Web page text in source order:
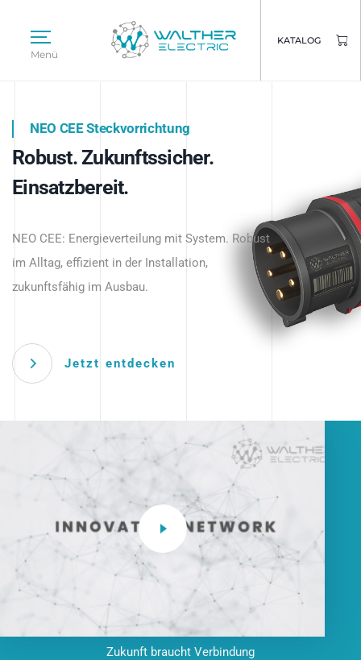
Menü
KATALOG
Intelligente Stromverteilung
beginnt hier.
NEO CEE Steckvorrichtung
Robust. Zukunftssicher.
Einsatzbereit.
NEO CEE: Energieverteilung mit System. Robust
im Alltag, effizient in der Installation,
zukunftsfähig im Ausbau.
Jetzt entdecken
Intelligenz trifft Energie.
Anwendungen – robust, IP-geschützt und
zukunftsfähig.
Zukunft braucht Verbindung